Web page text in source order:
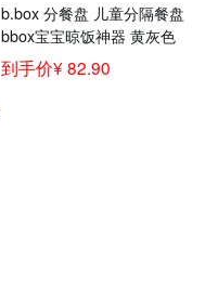
b.box 分餐盘 儿童分隔餐盘
bbox宝宝晾饭神器 黄灰色
到手价¥ 82.90